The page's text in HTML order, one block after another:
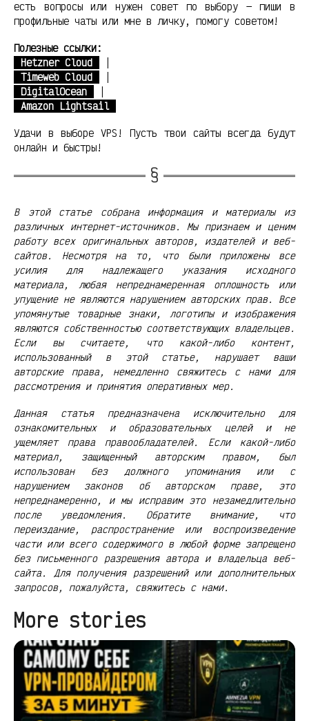
есть вопросы или нужен совет по выбору — пиши в
профильные чаты или мне в личку, помогу советом!
Полезные ссылки:
Hetzner Cloud
Timeweb Cloud
DigitalOcean
Amazon Lightsail
Удачи в выборе VPS! Пусть твои сайты всегда будут
онлайн и быстры!
В этой статье собрана информация и материалы из
различных интернет-источников. Мы признаем и ценим
работу всех оригинальных авторов, издателей и веб-
сайтов. Несмотря на то, что были приложены все
усилия для надлежащего указания исходного
материала, любая непреднамеренная оплошность или
упущение не являются нарушением авторских прав. Все
упомянутые товарные знаки, логотипы и изображения
являются собственностью соответствующих владельцев.
Если вы считаете, что какой-либо контент,
использованный в этой статье, нарушает ваши
авторские права, немедленно свяжитесь с нами для
рассмотрения и принятия оперативных мер.
Данная статья предназначена исключительно для
ознакомительных и образовательных целей и не
ущемляет права правообладателей. Если какой-либо
материал, защищенный авторским правом, был
использован без должного упоминания или с
нарушением законов об авторском праве, это
непреднамеренно, и мы исправим это незамедлительно
после уведомления. Обратите внимание, что
переиздание, распространение или воспроизведение
части или всего содержимого в любой форме запрещено
без письменного разрешения автора и владельца веб-
сайта. Для получения разрешений или дополнительных
запросов, пожалуйста, свяжитесь с нами.
More stories